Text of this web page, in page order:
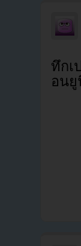
ทึกเ
อนยู